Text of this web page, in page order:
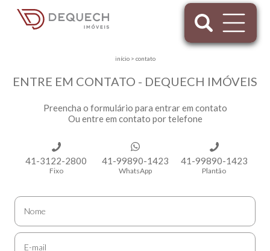
início> contato
ENTRE EM CONTATO - DEQUECH IMÓVEIS
Preencha o formulário para entrar em contato
Ou entre em contato por telefone
41-3122-2800
Fixo
41-99890-1423
WhatsApp
41-99890-1423
Plantão